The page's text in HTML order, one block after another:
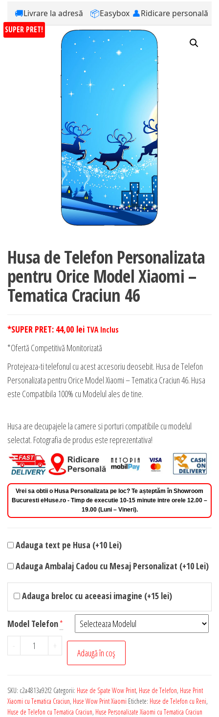
🚚Livrare la adresă 📦Easybox 👤Ridicare personală
SUPER PRET!
Husa de Telefon Personalizata
pentru Orice Model Xiaomi –
Tematica Craciun 46
*SUPER PRET: 44,00 lei TVA Inclus
*Ofertă Competitivă Monitorizată
Protejeaza-ti telefonul cu acest accesoriu deosebit. Husa de Telefon
Personalizata pentru Orice Model Xiaomi – Tematica Craciun 46. Husa
este Compatibila 100% cu Modelul ales de tine.
Husa are decupajele la camere si porturi compatibile cu modelul
selectat. Fotografia de produs este reprezentativa!
Vrei sa obtii o Husa Personalizata pe loc? Te așteptăm în Showroom
Bucuresti eHuse.ro - Timp de executie 10-15 minute intre orele 12.00 –
19.00 (Luni – Vineri).
Adauga text pe Husa (+10 Lei)
Adauga Ambalaj Cadou cu Mesaj Personalizat (+10 Lei)
Adauga breloc cu aceeasi imagine (+15 lei)
Model Telefon*
-
Cantitate
Husa
Personalizata
pentru
+
Adaugă în coș
SKU: c2a4813a92f2 Categorii: Huse de Spate Wow Print, Huse de Telefon, Huse Print
Xiaomi cu Tematica Craciun, Huse Wow Print Xiaomi Etichete: Huse de Telefon cu Reni,
Huse de Telefon cu Tematica Craciun, Huse Personalizate Xiaomi cu Tematica Craciun